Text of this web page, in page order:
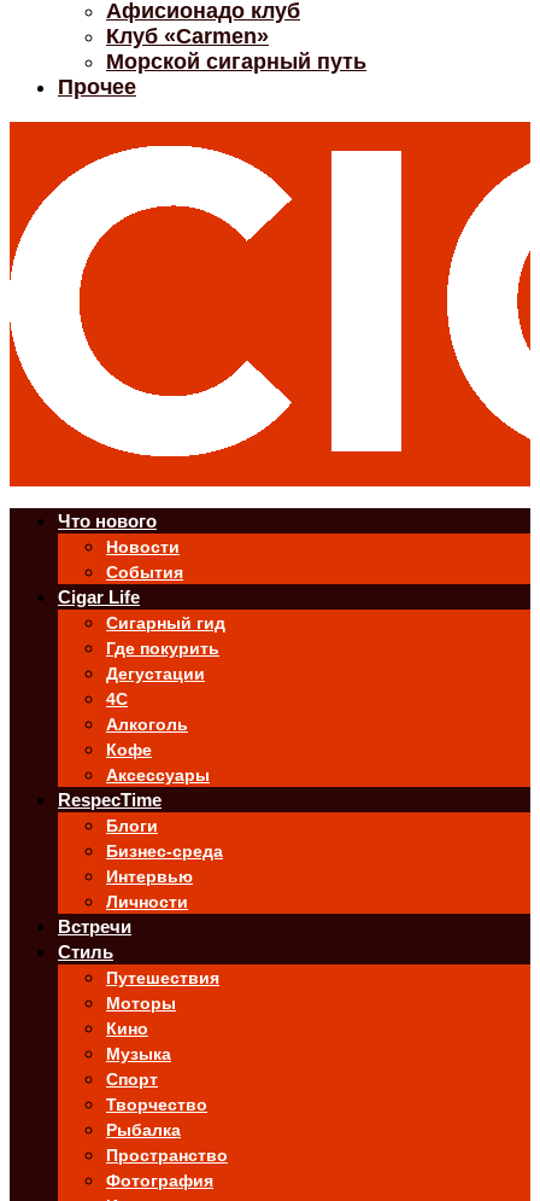
Афисионадо клуб
Клуб «Carmen»
Морской сигарный путь
Прочее
Что нового
Новости
События
Cigar Life
Сигарный гид
Где покурить
Дегустации
4C
Алкоголь
Кофе
Аксессуары
RespecTime
Блоги
Бизнес-среда
Интервью
Личности
Встречи
Стиль
Путешествия
Моторы
Кино
Музыка
Спорт
Творчество
Рыбалка
Пространство
Фотография